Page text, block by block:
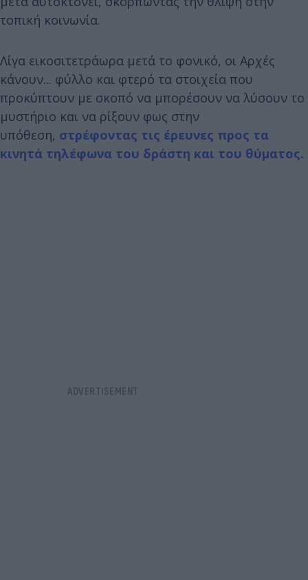
τοπική κοινωνία.
Λίγα εικοσιτετράωρα μετά το φονικό, οι Αρχές
κάνουν... φύλλο και φτερό τα στοιχεία που
προκύπτουν με σκοπό να μπορέσουν να λύσουν το
μυστήριο και να ρίξουν φως στην
υπόθεση, στρέφοντας τις έρευνες προς τα
κινητά τηλέφωνα του δράστη και του θύματος.